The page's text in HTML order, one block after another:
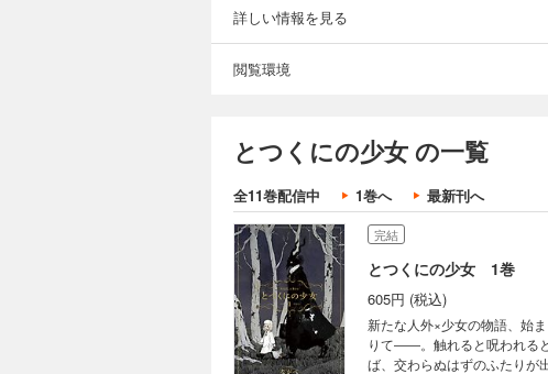
詳しい情報を見る
閲覧環境
とつくにの少女 の一覧
全11巻配信中 1巻へ 最新刊へ
完結
とつくにの少女 1巻
605円 (税込)
新たな人外×少女の物語、始
りて――。触れると呪われる
ば、交わらぬはずのふたり